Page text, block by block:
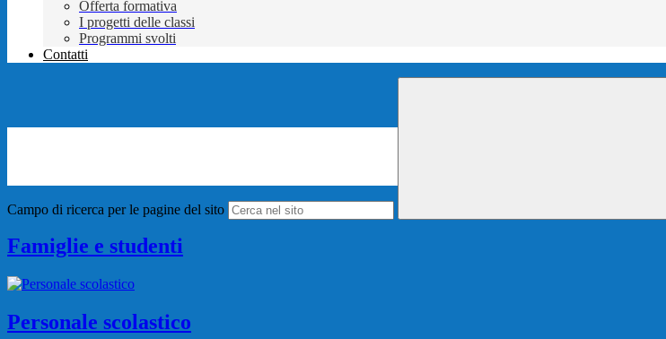
Offerta formativa
I progetti delle classi
Programmi svolti
Contatti
Campo di ricerca per le pagine del sito
Famiglie e studenti
Personale scolastico